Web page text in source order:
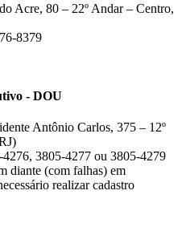
Acre, 80 – 22º Andar – Centro,
8379
- DOU
Antônio Carlos, 375 – 12º
3805-4277 ou 3805-4279
diante (com falhas) em
realizar cadastro